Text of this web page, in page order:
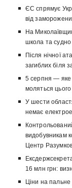
ЄС спрямує
від
На
школа та судно
Після нічної
загиблих біля
5 серпня — яке
моляться
У шести
немає
видобувникам
Центр
16 млн грн:
Ціни на пальне